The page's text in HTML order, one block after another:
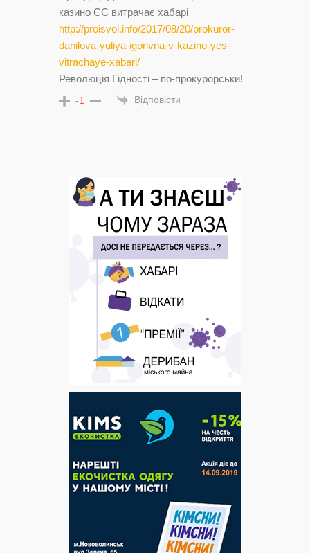
казино ЄС витрачає хабарі
http://proisvol.info/2017/08/20/prokuror-
danilova-yuliya-igorivna-v-kazino-yes-
vitrachaye-xabari/
Революція Гідності – по-прокурорськи!
-1 Відповісти